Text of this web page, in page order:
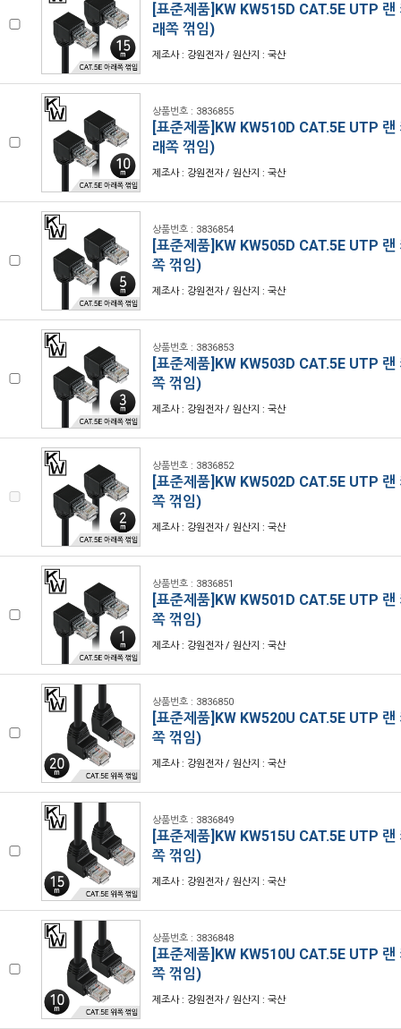
[표준제품]KW KW515D CAT.5E UTP
래쪽 꺾임)
제조사 : 강원전자 / 원산지 : 국산
상품번호 : 3836855
[표준제품]KW KW510D CAT.5E UTP
래쪽 꺾임)
제조사 : 강원전자 / 원산지 : 국산
상품번호 : 3836854
[표준제품]KW KW505D CAT.5E UTP
쪽 꺾임)
제조사 : 강원전자 / 원산지 : 국산
상품번호 : 3836853
[표준제품]KW KW503D CAT.5E UTP
쪽 꺾임)
제조사 : 강원전자 / 원산지 : 국산
상품번호 : 3836852
[표준제품]KW KW502D CAT.5E UTP
쪽 꺾임)
제조사 : 강원전자 / 원산지 : 국산
상품번호 : 3836851
[표준제품]KW KW501D CAT.5E UTP
쪽 꺾임)
제조사 : 강원전자 / 원산지 : 국산
상품번호 : 3836850
[표준제품]KW KW520U CAT.5E UTP
쪽 꺾임)
제조사 : 강원전자 / 원산지 : 국산
상품번호 : 3836849
[표준제품]KW KW515U CAT.5E UTP
쪽 꺾임)
제조사 : 강원전자 / 원산지 : 국산
상품번호 : 3836848
[표준제품]KW KW510U CAT.5E UTP
쪽 꺾임)
제조사 : 강원전자 / 원산지 : 국산